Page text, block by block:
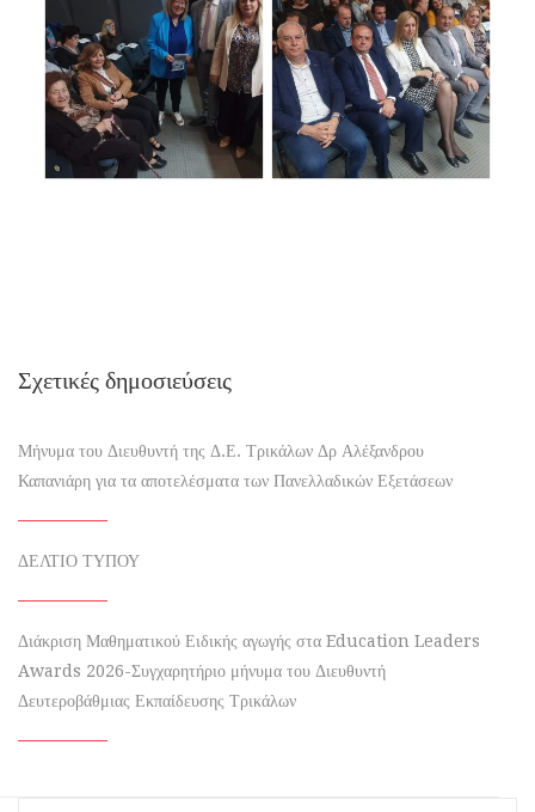
Σχετικές δημοσιεύσεις
Μήνυμα του Διευθυντή της Δ.Ε. Τρικάλων Δρ Αλέξανδρου
Καπανιάρη για τα αποτελέσματα των Πανελλαδικών Εξετάσεων
ΔΕΛΤΙΟ ΤΥΠΟΥ
Διάκριση Μαθηματικού Ειδικής αγωγής στα Education Leaders
Awards 2026-Συγχαρητήριο μήνυμα του Διευθυντή
Δευτεροβάθμιας Εκπαίδευσης Τρικάλων